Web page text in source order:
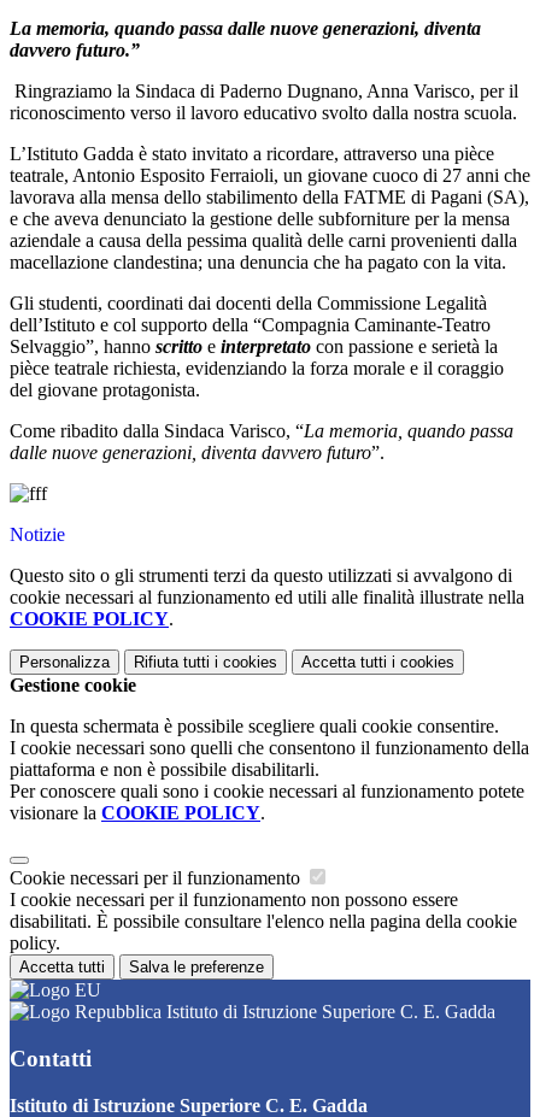
La memoria, quando passa dalle nuove generazioni, diventa
davvero futuro.”
Ringraziamo la Sindaca di Paderno Dugnano, Anna Varisco, per il
riconoscimento verso il lavoro educativo svolto dalla nostra scuola.
L’Istituto Gadda è stato invitato a ricordare, attraverso una pièce
teatrale, Antonio Esposito Ferraioli, un giovane cuoco di 27 anni che
lavorava alla mensa dello stabilimento della FATME di Pagani (SA),
e che aveva denunciato la gestione delle subforniture per la mensa
aziendale a causa della pessima qualità delle carni provenienti dalla
macellazione clandestina; una denuncia che ha pagato con la vita.
Gli studenti, coordinati dai docenti della Commissione Legalità
dell’Istituto e col supporto della “Compagnia Caminante-Teatro
Selvaggio”, hanno scritto e interpretato con passione e serietà la
pièce teatrale richiesta, evidenziando la forza morale e il coraggio
del giovane protagonista.
Come ribadito dalla Sindaca Varisco, “La memoria, quando passa
dalle nuove generazioni, diventa davvero futuro”.
Notizie
Questo sito o gli strumenti terzi da questo utilizzati si avvalgono di
cookie necessari al funzionamento ed utili alle finalità illustrate nella
COOKIE POLICY.
Personalizza Rifiuta tutti i cookies Accetta tutti i cookies
Gestione cookie
In questa schermata è possibile scegliere quali cookie consentire.
I cookie necessari sono quelli che consentono il funzionamento della
piattaforma e non è possibile disabilitarli.
Per conoscere quali sono i cookie necessari al funzionamento potete
visionare la COOKIE POLICY.
Cookie necessari per il funzionamento
I cookie necessari per il funzionamento non possono essere
disabilitati. È possibile consultare l'elenco nella pagina della cookie
policy.
Accetta tutti Salva le preferenze
Istituto di Istruzione Superiore C. E. Gadda
Contatti
Istituto di Istruzione Superiore C. E. Gadda